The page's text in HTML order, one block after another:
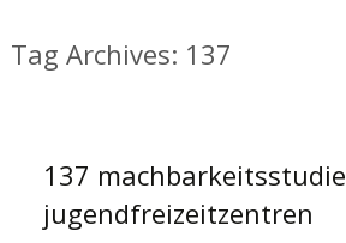
Tag Archives: 137
137 machbarkeitsstudie
jugendfreizeitzentren